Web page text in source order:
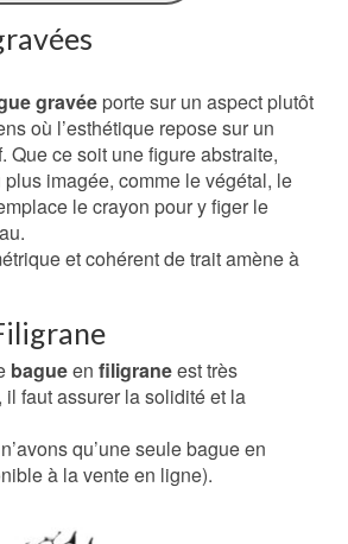
gravée porte sur un aspect plutôt
où l’esthétique repose sur un
Que ce soit une figure abstraite,
imagée, comme le végétal, le
le crayon pour y figer le
et cohérent de trait amène à
bagueen filigraneest très
faut assurer la solidité et la
qu’une seule bague en
à la vente en ligne).